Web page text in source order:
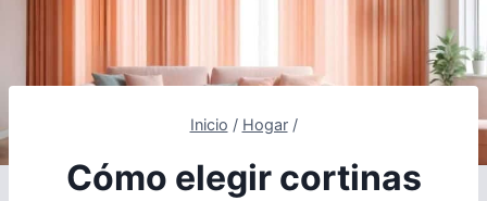
Inicio / Hogar /
Cómo elegir cortinas